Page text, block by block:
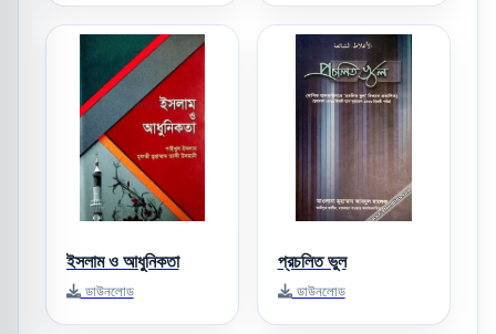
ইসলাম ও আধুনিকতা
ডাউনলোড
প্রচলিত ভুল
ডাউনলোড